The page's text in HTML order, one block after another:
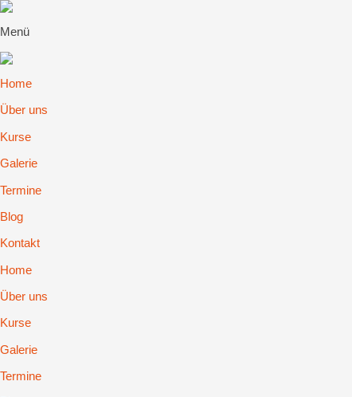
Menü
Home
Über uns
Kurse
Galerie
Termine
Blog
Kontakt
Home
Über uns
Kurse
Galerie
Termine